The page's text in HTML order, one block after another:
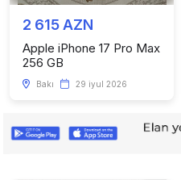
2 615 AZN
Apple iPhone 17 Pro Max
256 GB
Bakı 29 iyul 2026